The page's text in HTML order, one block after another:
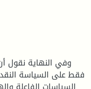
وفي النهاية نقول
فقط على السياسة